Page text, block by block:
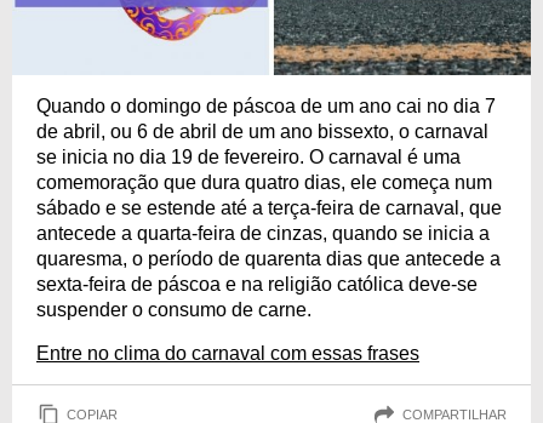
Quando o domingo de páscoa de um ano cai no dia 7
de abril, ou 6 de abril de um ano bissexto, o carnaval
se inicia no dia 19 de fevereiro. O carnaval é uma
comemoração que dura quatro dias, ele começa num
sábado e se estende até a terça-feira de carnaval, que
antecede a quarta-feira de cinzas, quando se inicia a
quaresma, o período de quarenta dias que antecede a
sexta-feira de páscoa e na religião católica deve-se
suspender o consumo de carne.
Entre no clima do carnaval com essas frases
COPIAR COMPARTILHAR